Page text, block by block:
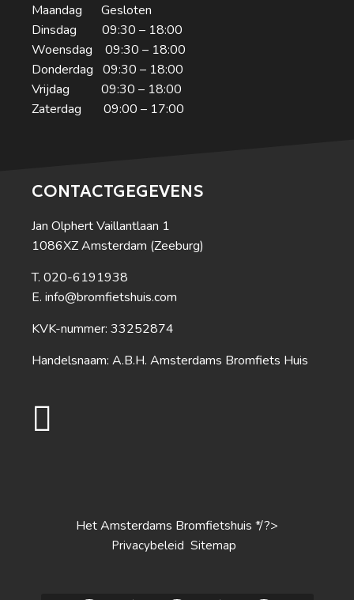
Maandag Gesloten
Dinsdag 09:30 – 18:00
Woensdag 09:30 – 18:00
Donderdag 09:30 – 18:00
Vrijdag 09:30 – 18:00
Zaterdag 09:00 – 17:00
CONTACTGEGEVENS
Jan Olphert Vaillantlaan 1
1086XZ Amsterdam (Zeeburg)
020-6191938
info@bromfietshuis.com
KVK-nummer: 33252874
Handelsnaam: A.B.H. Amsterdams Bromfiets Huis
Het Amsterdams Bromfietshuis */?>
Privacybeleid Sitemap